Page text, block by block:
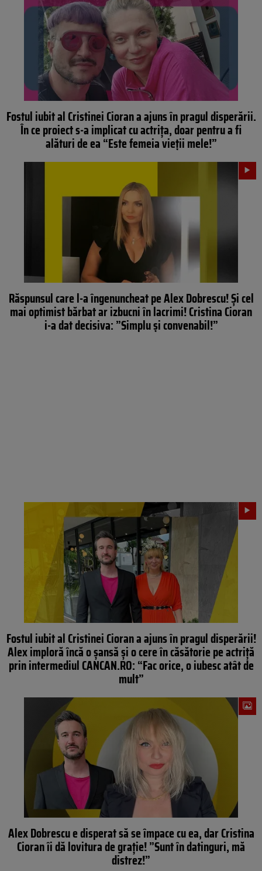
Fostul iubit al Cristinei Cioran a ajuns în pragul disperării.
În ce proiect s-a implicat cu actrița, doar pentru a fi
alături de ea “Este femeia vieții mele!”
Răspunsul care l-a îngenuncheat pe Alex Dobrescu! Și cel
mai optimist bărbat ar izbucni în lacrimi! Cristina Cioran
i-a dat decisiva: ”Simplu și convenabil!”
Fostul iubit al Cristinei Cioran a ajuns în pragul disperării!
Alex imploră încă o șansă și o cere în căsătorie pe actriță
prin intermediul CANCAN.RO: “Fac orice, o iubesc atât de
mult”
Alex Dobrescu e disperat să se împace cu ea, dar Cristina
Cioran îi dă lovitura de grație! ”Sunt în datinguri, mă
distrez!”